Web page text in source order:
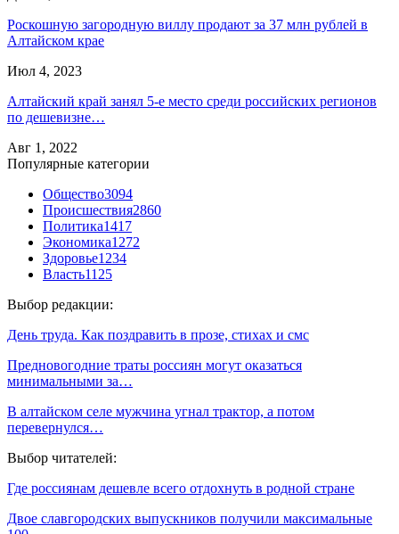
Роскошную загородную виллу продают за 37 млн рублей в
Алтайском крае
Июл 4, 2023
Алтайский край занял 5-е место среди российских регионов
по дешевизне…
Авг 1, 2022
Популярные категории
Общество3094
Происшествия2860
Политика1417
Экономика1272
Здоровье1234
Власть1125
Выбор редакции:
День труда. Как поздравить в прозе, стихах и смс
Предновогодние траты россиян могут оказаться
минимальными за…
В алтайском селе мужчина угнал трактор, а потом
перевернулся…
Выбор читателей:
Где россиянам дешевле всего отдохнуть в родной стране
Двое славгородских выпускников получили максимальные